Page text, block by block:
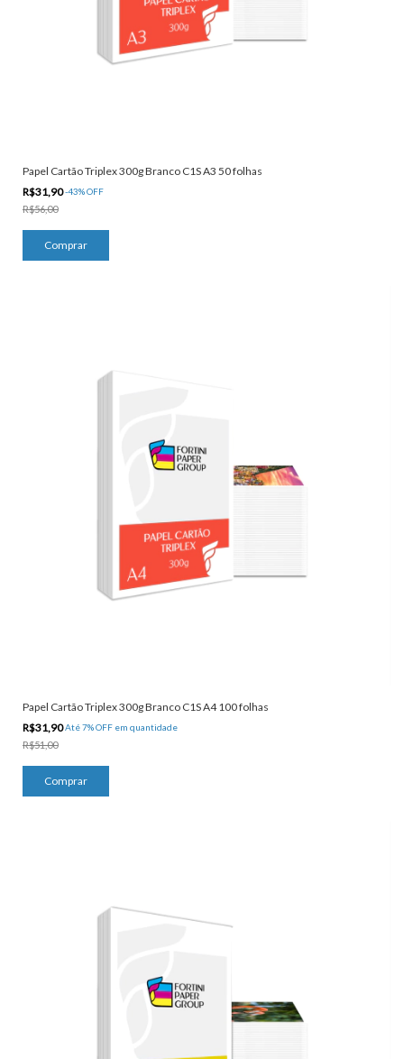
Papel Cartão Triplex 300g Branco C1S A3 50 folhas
R$31,90-43%OFF
R$56,00
Papel Cartão Triplex 300g Branco C1S A4 100 folhas
R$31,90Até 7% OFF em quantidade
R$51,00